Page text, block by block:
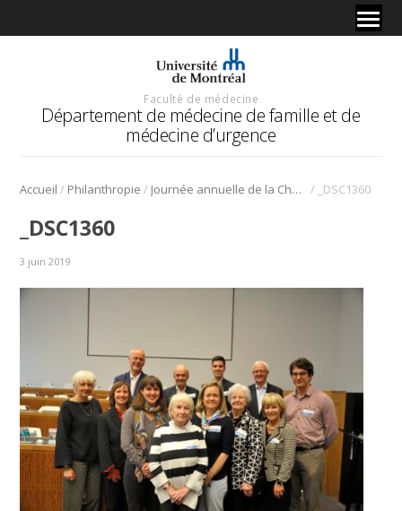
Faculté de médecine
Département de médecine de famille et de
médecine d’urgence
Accueil / Philanthropie / Journée annuelle de la Chaire de la famille Blanchard / _DSC1360
_DSC1360
3 juin 2019